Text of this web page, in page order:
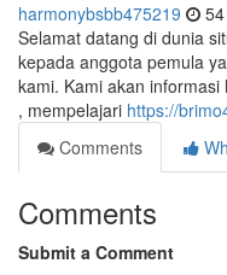
harmonybsbb475219
Selamat datang di dunia
kepada anggota pemula
kami. Kami akan
, mempelajari https://
Comments
Comments
Submit a Comment